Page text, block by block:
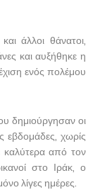
άλλοι θάνατοι,
και αυξήθηκε η
ενός πολέμου
δημιούργησαν οι
εβδομάδες, χωρίς
καλύτερα από τον
στο Ιράκ, ο
λίγες ημέρες.